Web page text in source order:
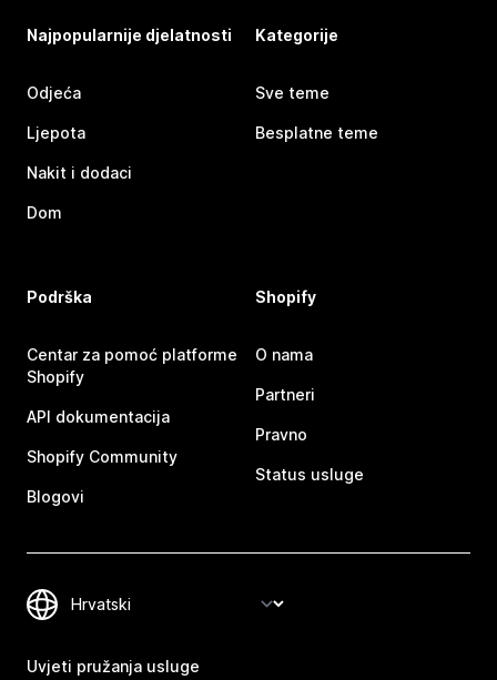
Najpopularnije djelatnosti
Odjeća
Ljepota
Nakit i dodaci
Dom
Kategorije
Sve teme
Besplatne teme
Podrška
Centar za pomoć platforme
Shopify
API dokumentacija
Shopify Community
Blogovi
Shopify
O nama
Partneri
Pravno
Status usluge
Uvjeti pružanja usluge